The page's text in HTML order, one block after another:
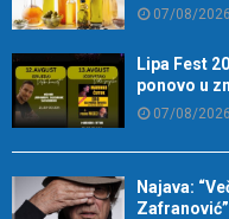
07/08/2026
Lipa Fest
ponovo u
07/08/2026
Najava:
Zafranović”